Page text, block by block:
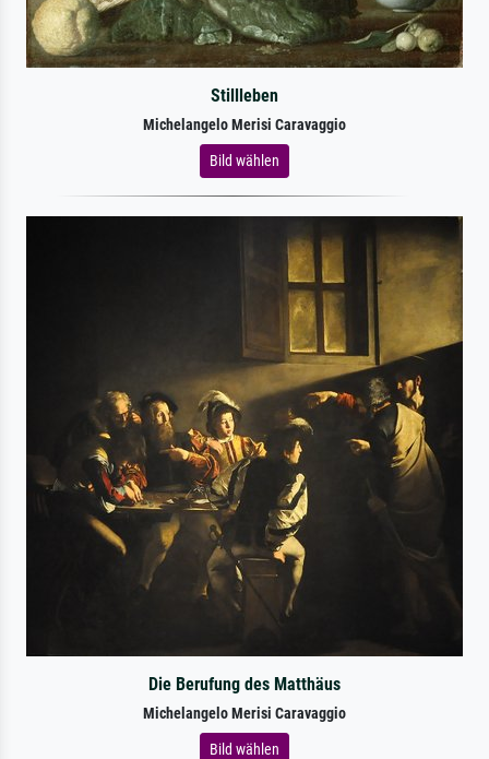
Stillleben
Michelangelo Merisi Caravaggio
Bild wählen
Die Berufung des Matthäus
Michelangelo Merisi Caravaggio
Bild wählen